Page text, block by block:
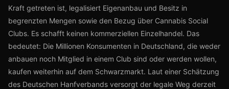
Kraft getreten ist, legalisiert Eigenanbau und Besitz in
begrenzten Mengen sowie den Bezug über Cannabis Social
Clubs. Es schafft keinen kommerziellen Einzelhandel. Das
bedeutet: Die Millionen Konsumenten in Deutschland, die weder
anbauen noch Mitglied in einem Club sind oder werden wollen,
kaufen weiterhin auf dem Schwarzmarkt. Laut einer Schätzung
des Deutschen Hanfverbands versorgt der legale Weg derzeit